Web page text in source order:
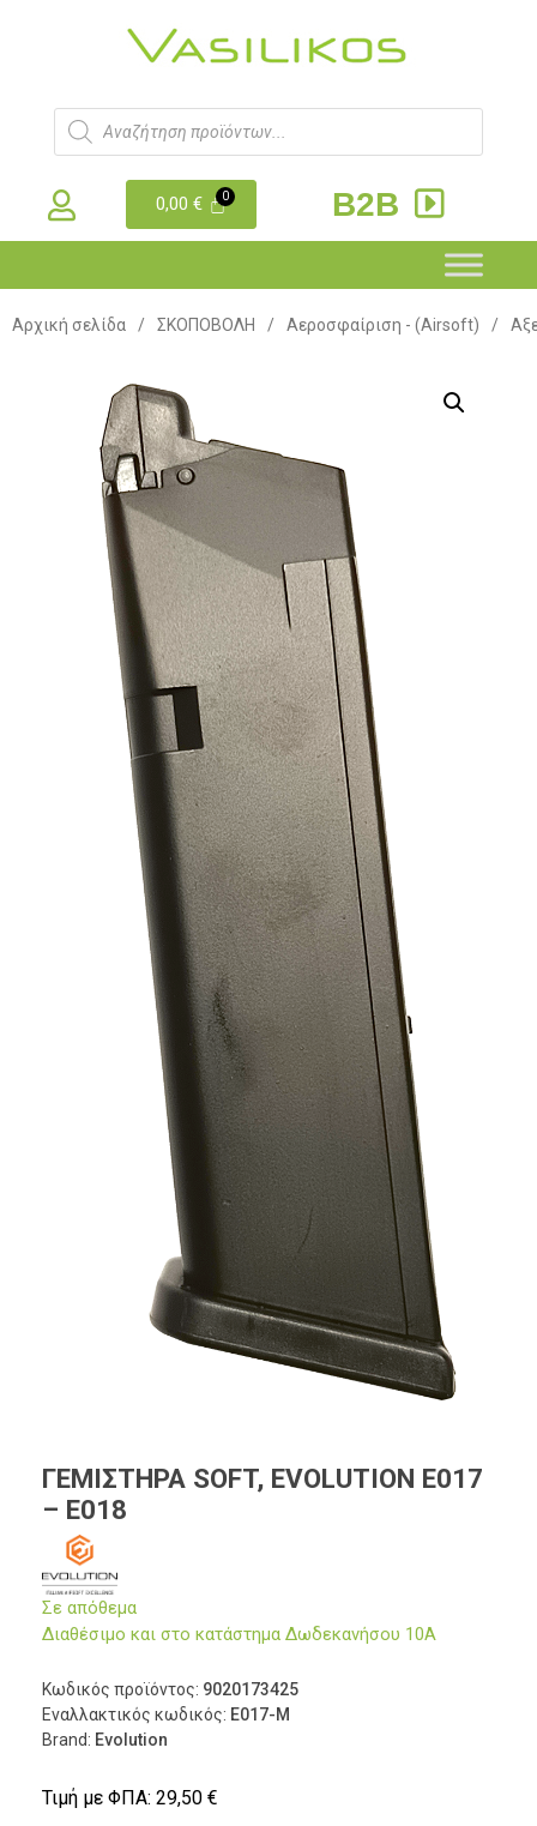
0,00€ B2B
Αρχική σελίδα / ΣΚΟΠΟΒΟΛΗ / Αεροσφαίριση - (Airsoft) /
ΓΕΜΙΣΤΗΡΑ SOFT, EVOLUTION E017
– E018
Σε απόθεμα
Διαθέσιμο και στο κατάστημα Δωδεκανήσου 10Α
Κωδικός προϊόντος: 9020173425
Εναλλακτικός κωδικός: E017-M
Brand: Evolution
Τιμή με ΦΠΑ: 29,50 €